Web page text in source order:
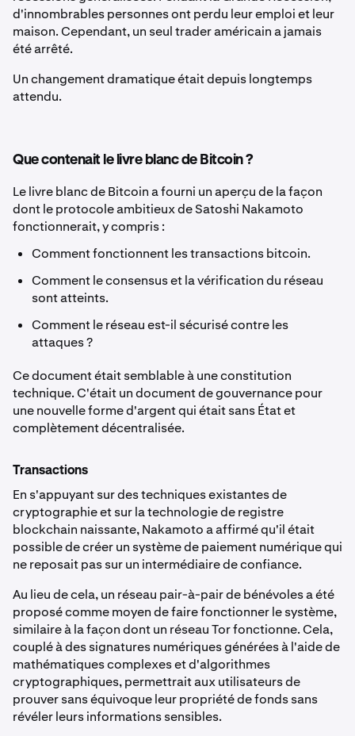
d'innombrables personnes ont perdu leur emploi et leur
maison. Cependant, un seul trader américain a jamais
été arrêté.
Un changement dramatique était depuis longtemps
attendu.
Que contenait le livre blanc de Bitcoin ?
Le livre blanc de Bitcoin a fourni un aperçu de la façon
dont le protocole ambitieux de Satoshi Nakamoto
fonctionnerait, y compris :
Comment fonctionnent les transactions bitcoin.
Comment le consensus et la vérification du réseau
sont atteints.
Comment le réseau est-il sécurisé contre les
attaques ?
Ce document était semblable à une constitution
technique. C'était un document de gouvernance pour
une nouvelle forme d'argent qui était sans État et
complètement décentralisée.
Transactions
En s'appuyant sur des techniques existantes de
cryptographie et sur la technologie de registre
blockchain naissante, Nakamoto a affirmé qu'il était
possible de créer un système de paiement numérique qui
ne reposait pas sur un intermédiaire de confiance.
Au lieu de cela, un réseau pair-à-pair de bénévoles a été
proposé comme moyen de faire fonctionner le système,
similaire à la façon dont un réseau Tor fonctionne. Cela,
couplé à des signatures numériques générées à l'aide de
mathématiques complexes et d'algorithmes
cryptographiques, permettrait aux utilisateurs de
prouver sans équivoque leur propriété de fonds sans
révéler leurs informations sensibles.